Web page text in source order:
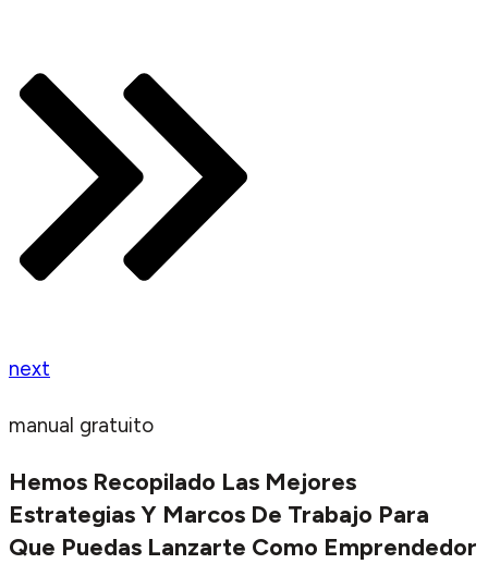
next
manual gratuito
Hemos Recopilado Las Mejores
Estrategias Y Marcos De Trabajo Para
Que Puedas Lanzarte Como Emprendedor